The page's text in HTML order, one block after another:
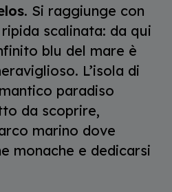
. Si raggiunge con
scalinata: da qui
blu del mare è
L’isola di
paradiso
da scoprire,
marino dove
monache e dedicarsi